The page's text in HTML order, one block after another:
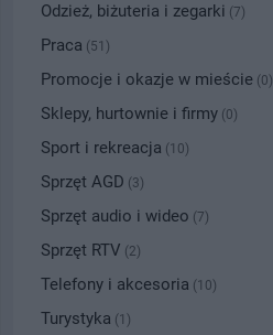
Odzież, biżuteria i zegarki (7)
Praca (51)
Promocje i okazje w mieście (0)
Sklepy, hurtownie i firmy (0)
Sport i rekreacja (10)
Sprzęt AGD (3)
Sprzęt audio i wideo (7)
Sprzęt RTV (2)
Telefony i akcesoria (10)
Turystyka (1)